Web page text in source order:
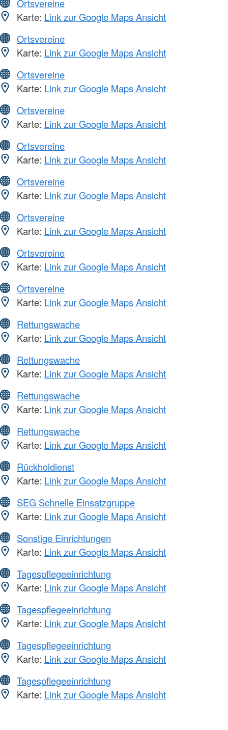
Ortsvereine
Karte: Link zur Google Maps Ansicht
Ortsvereine
Karte: Link zur Google Maps Ansicht
Ortsvereine
Karte: Link zur Google Maps Ansicht
Ortsvereine
Karte: Link zur Google Maps Ansicht
Ortsvereine
Karte: Link zur Google Maps Ansicht
Ortsvereine
Karte: Link zur Google Maps Ansicht
Ortsvereine
Karte: Link zur Google Maps Ansicht
Ortsvereine
Karte: Link zur Google Maps Ansicht
Ortsvereine
Karte: Link zur Google Maps Ansicht
Rettungswache
Karte: Link zur Google Maps Ansicht
Rettungswache
Karte: Link zur Google Maps Ansicht
Rettungswache
Karte: Link zur Google Maps Ansicht
Rettungswache
Karte: Link zur Google Maps Ansicht
Rückholdienst
Karte: Link zur Google Maps Ansicht
SEG Schnelle Einsatzgruppe
Karte: Link zur Google Maps Ansicht
Sonstige Einrichtungen
Karte: Link zur Google Maps Ansicht
Tagespflegeeinrichtung
Karte: Link zur Google Maps Ansicht
Tagespflegeeinrichtung
Karte: Link zur Google Maps Ansicht
Tagespflegeeinrichtung
Karte: Link zur Google Maps Ansicht
Tagespflegeeinrichtung
Karte: Link zur Google Maps Ansicht